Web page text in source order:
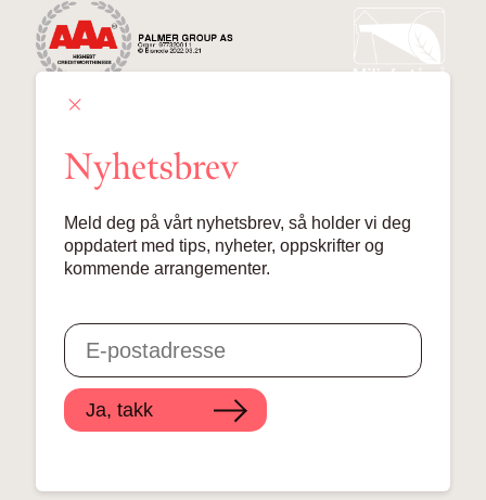
Lille Grensen 7, 0159 Oslo
© 2024 Palmer Group AS
Nyhetsbrev
Meld deg på vårt nyhetsbrev, så holder vi deg
oppdatert med tips, nyheter, oppskrifter og
kommende arrangementer.
Ja, takk